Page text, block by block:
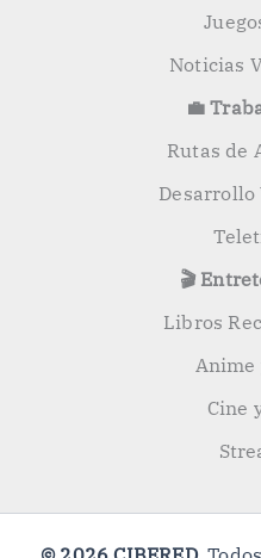
Noticias
💼
Rutas de
Desarrollo
🎬
Libros
Anime
Cine